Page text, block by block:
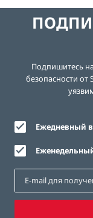
Подпишитесь
безопасности от
Ежедневный